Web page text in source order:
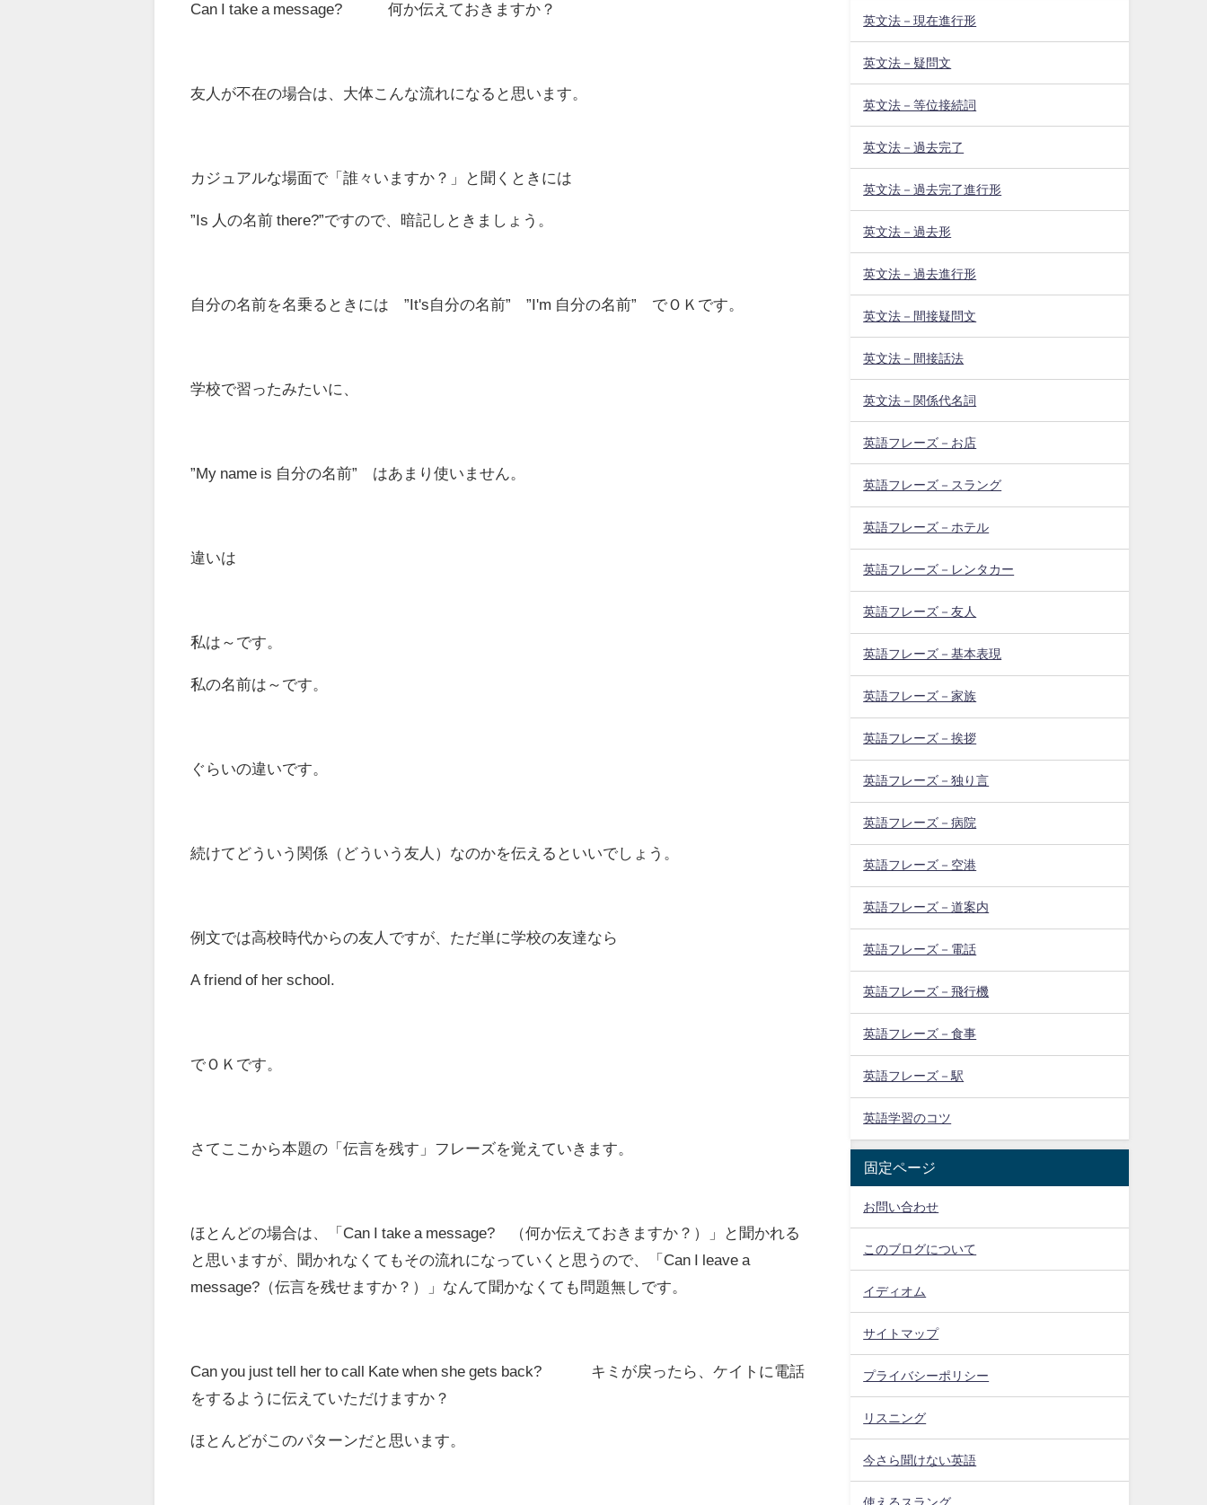
Can I take a message? 何か伝えておきますか？
友人が不在の場合は、大体こんな流れになると思います。
カジュアルな場面で「誰々いますか？」と聞くときには
”Is 人の名前 there?”ですので、暗記しときましょう。
自分の名前を名乗るときには”It's自分の名前” ”I'm 自分の名前” でＯＫです。
学校で習ったみたいに、
”My name is 自分の名前” はあまり使いません。
違いは
私は～です。
私の名前は～です。
ぐらいの違いです。
続けてどういう関係（どういう友人）なのかを伝えるといいでしょう。
例文では高校時代からの友人ですが、ただ単に学校の友達なら
A friend of her school.
でＯＫです。
さてここから本題の「伝言を残す」フレーズを覚えていきます。
ほとんどの場合は、「Can I take a message? （何か伝えておきますか？）」と聞かれる
と思いますが、聞かれなくてもその流れになっていくと思うので、「Can I leave a
message?（伝言を残せますか？）」なんて聞かなくても問題無しです。
Can you just tell her to call Kate when she gets back? キミが戻ったら、ケイトに電話
をするように伝えていただけますか？
ほとんどがこのパターンだと思います。
英文法－現在進行形
英文法－疑問文
英文法－等位接続詞
英文法－過去完了
英文法－過去完了進行形
英文法－過去形
英文法－過去進行形
英文法－間接疑問文
英文法－間接話法
英文法－関係代名詞
英語フレーズ－お店
英語フレーズ－スラング
英語フレーズ－ホテル
英語フレーズ－レンタカー
英語フレーズ－友人
英語フレーズ－基本表現
英語フレーズ－家族
英語フレーズ－挨拶
英語フレーズ－独り言
英語フレーズ－病院
英語フレーズ－空港
英語フレーズ－道案内
英語フレーズ－電話
英語フレーズ－飛行機
英語フレーズ－食事
英語フレーズ－駅
英語学習のコツ
固定ページ
お問い合わせ
このブログについて
イディオム
サイトマップ
プライバシーポリシー
リスニング
今さら聞けない英語
使えるスラング